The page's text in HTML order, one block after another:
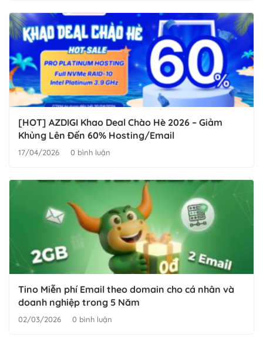
[HOT] AZDIGI Khao Deal Chào Hè 2026 – Giảm
Khủng Lên Đến 60% Hosting/Email
17/04/2026 0 bình luận
Tino Miễn phí Email theo domain cho cá nhân và
doanh nghiệp trong 5 Năm
02/03/2026 0 bình luận